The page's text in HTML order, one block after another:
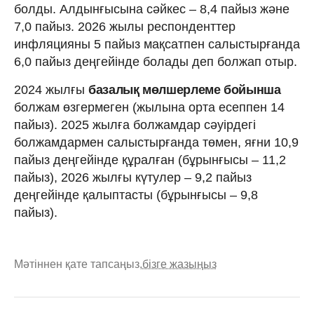
болды. Алдынғысына сәйкес – 8,4 пайыз және
7,0 пайыз. 2026 жылы респонденттер
инфляцияны 5 пайыз мақсатпен салыстырғанда
6,0 пайыз деңгейінде болады деп болжап отыр.
2024 жылғы базалық мөлшерлеме бойынша
болжам өзгермеген (жылына орта есеппен 14
пайыз). 2025 жылға болжамдар сәуірдегі
болжамдармен салыстырғанда төмен, яғни 10,9
пайыз деңгейінде құралған (бұрынғысы – 11,2
пайыз), 2026 жылғы күтулер – 9,2 пайыз
деңгейінде қалыптасты (бұрынғысы – 9,8
пайыз).
Мәтіннен қате тапсаңыз,бізге жазыңыз